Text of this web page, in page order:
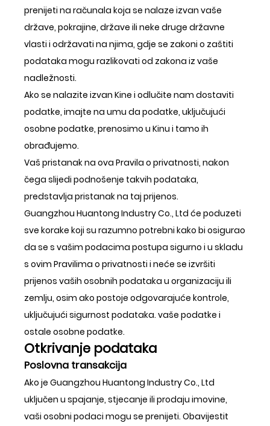
prenijeti na računala koja se nalaze izvan vaše
države, pokrajine, države ili neke druge državne
vlasti i održavati na njima, gdje se zakoni o zaštiti
podataka mogu razlikovati od zakona iz vaše
nadležnosti.
Ako se nalazite izvan Kine i odlučite nam dostaviti
podatke, imajte na umu da podatke, uključujući
osobne podatke, prenosimo u Kinu i tamo ih
obrađujemo.
Vaš pristanak na ova Pravila o privatnosti, nakon
čega slijedi podnošenje takvih podataka,
predstavlja pristanak na taj prijenos.
Guangzhou Huantong Industry Co., Ltd će poduzeti
sve korake koji su razumno potrebni kako bi osigurao
da se s vašim podacima postupa sigurno i u skladu
s ovim Pravilima o privatnosti i neće se izvršiti
prijenos vaših osobnih podataka u organizaciju ili
zemlju, osim ako postoje odgovarajuće kontrole,
uključujući sigurnost podataka. vaše podatke i
ostale osobne podatke.
Otkrivanje podataka
Poslovna transakcija
Ako je Guangzhou Huantong Industry Co., Ltd
uključen u spajanje, stjecanje ili prodaju imovine,
vaši osobni podaci mogu se prenijeti. Obavijestit